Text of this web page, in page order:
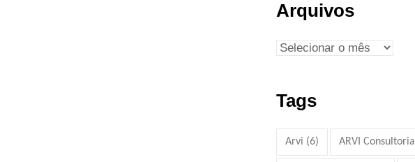
Arquivos
Tags
Arvi (6) ARVI Consultoria